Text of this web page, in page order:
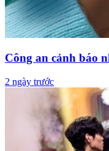
Công an cảnh báo
2 ngày trước